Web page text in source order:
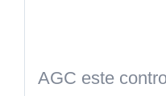
AGC este